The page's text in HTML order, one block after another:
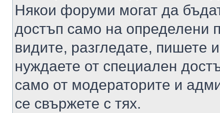
Някои форуми могат да
достъп само на определени
видите, разгледате, пишете
нуждаете от специален
само от модераторите и
се свържете с тях.